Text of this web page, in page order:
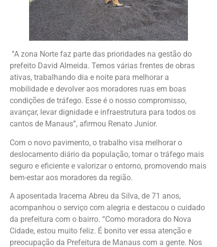
“A zona Norte faz parte das prioridades na gestão do
prefeito David Almeida. Temos várias frentes de obras
ativas, trabalhando dia e noite para melhorar a
mobilidade e devolver aos moradores ruas em boas
condições de tráfego. Esse é o nosso compromisso,
avançar, levar dignidade e infraestrutura para todos os
cantos de Manaus”, afirmou Renato Junior.
Com o novo pavimento, o trabalho visa melhorar o
deslocamento diário da população, tornar o tráfego mais
seguro e eficiente e valorizar o entorno, promovendo mais
bem-estar aos moradores da região.
A aposentada Iracema Abreu da Silva, de 71 anos,
acompanhou o serviço com alegria e destacou o cuidado
da prefeitura com o bairro. “Como moradora do Nova
Cidade, estou muito feliz. É bonito ver essa atenção e
preocupação da Prefeitura de Manaus com a gente. Nos